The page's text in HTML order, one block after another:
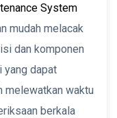
System
mudah melacak
dan komponen
yang dapat
melewatkan waktu
berkala